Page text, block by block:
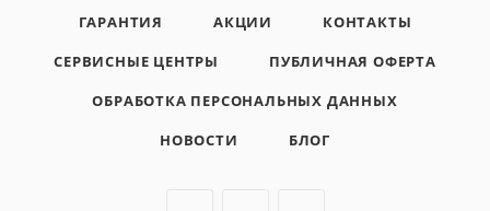
ГАРАНТИЯ
АКЦИИ
КОНТАКТЫ
СЕРВИСНЫЕ ЦЕНТРЫ
ПУБЛИЧНАЯ ОФЕРТА
ОБРАБОТКА ПЕРСОНАЛЬНЫХ ДАННЫХ
НОВОСТИ
БЛОГ